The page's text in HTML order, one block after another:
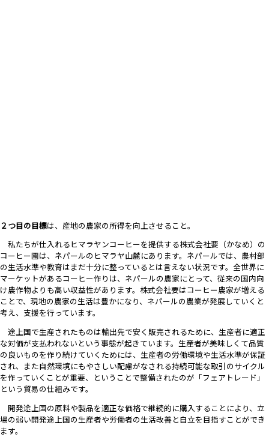
２つ目の目標は、産地の農家の所得を向上させること。
私たちが仕入れるヒマラヤンコーヒーを提供する株式会社要（かなめ）の
コーヒー園は、ネパールのヒマラヤ山麓にあります。ネパールでは、農村部
の生活水準や教育はまだ十分に整っているとは言えない状況です。全世界に
マーケットがあるコーヒー作りは、ネパールの農家にとって、従来の国内向
け農作物よりも高い収益性があります。株式会社要はコーヒー農家が増える
ことで、現地の農家の生活は豊かになり、ネパールの農業が発展していくと
考え、支援を行っています。
途上国で生産されたものは輸出先で安く販売されるために、生産者に適正
な対価が支払われないという事態が起きています。生産者が美味しくて品質
の良いものを作り続けていくためには、生産者の労働環境や生活水準が保証
され、また自然環境にもやさしい配慮がなされる持続可能な取引のサイクル
を作っていくことが重要、ということで整備されたのが「フェアトレード」
という貿易の仕組みです。
開発途上国の原料や製品を適正な価格で継続的に購入することにより、立
場の弱い開発途上国の生産者や労働者の生活改善と自立を目指すことができ
ます。